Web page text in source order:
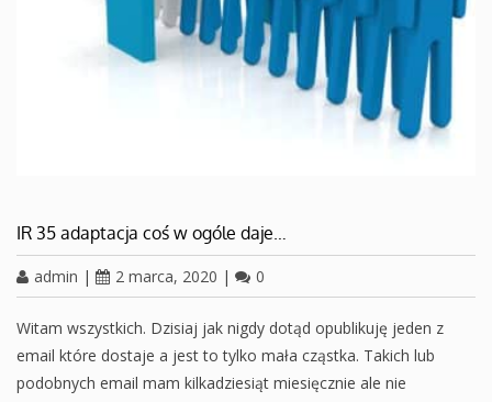
IR 35 adaptacja coś w ogóle daje…
admin | 2 marca, 2020 | 0
Witam wszystkich. Dzisiaj jak nigdy dotąd opublikuję jeden z
email które dostaje a jest to tylko mała cząstka. Takich lub
podobnych email mam kilkadziesiąt miesięcznie ale nie